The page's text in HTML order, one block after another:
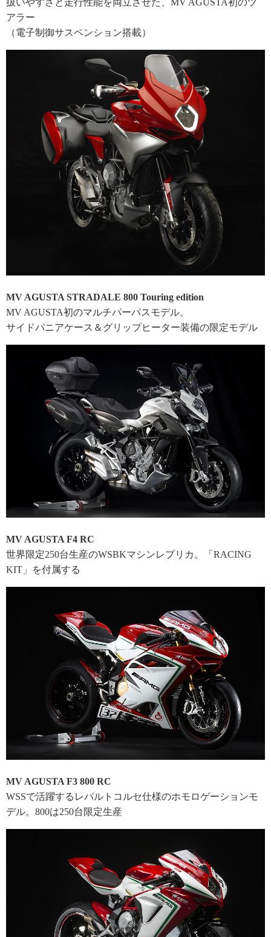
扱いやすさと走行性能を両立させた、MV AGUSTA初のツ
アラー
（電子制御サスペンション搭載）
MV AGUSTA STRADALE 800 Touring edition
MV AGUSTA初のマルチパーパスモデル。
サイドパニアケース＆グリップヒーター装備の限定モデル
MV AGUSTA F4 RC
世界限定250台生産のWSBKマシンレプリカ。「RACING
KIT」を付属する
MV AGUSTA F3 800 RC
WSSで活躍するレパルトコルセ仕様のホモロゲーションモ
デル。800は250台限定生産